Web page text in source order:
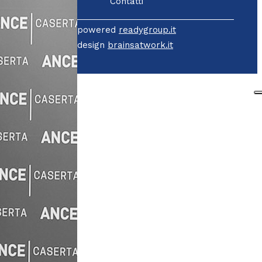
powered readygroup.it
design brainsatwork.it